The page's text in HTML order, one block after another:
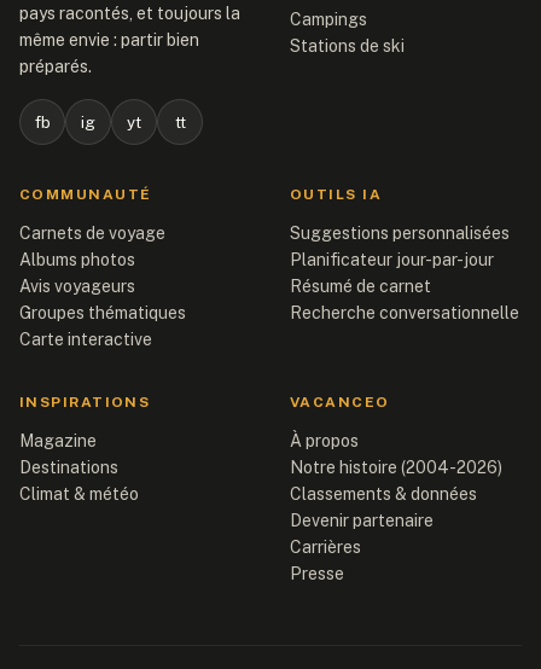
pays racontés, et toujours la
même envie : partir bien
préparés.
fb ig yt tt
Campings
Stations de ski
COMMUNAUTÉ
Carnets de voyage
Albums photos
Avis voyageurs
Groupes thématiques
Carte interactive
OUTILS IA
Suggestions personnalisées
Planificateur jour-par-jour
Résumé de carnet
Recherche conversationnelle
INSPIRATIONS
Magazine
Destinations
Climat & météo
VACANCEO
À propos
Notre histoire (2004-2026)
Classements & données
Devenir partenaire
Carrières
Presse